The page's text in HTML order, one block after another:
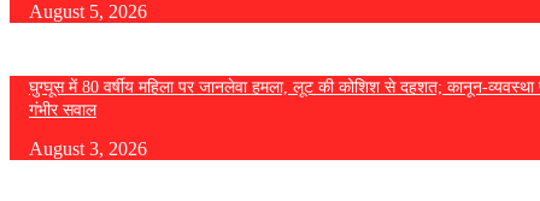
August 5, 2026
घुग्घूस में 80 वर्षीय महिला पर जानलेवा हमला, लूट की कोशिश से दहशत; कानून-व्यवस्था
गंभीर सवाल
August 3, 2026